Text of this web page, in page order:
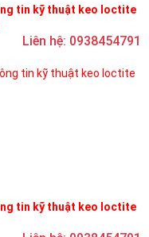
tin kỹ thuật keo loctite
Liên hệ: 0938454791
tin kỹ thuật keo loctite